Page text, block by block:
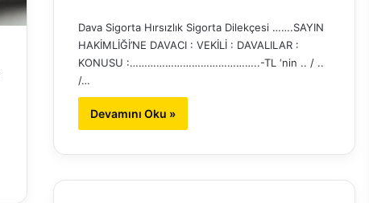
Dava Sigorta Hırsızlık Sigorta Dilekçesi …….SAYIN
HAKİMLİĞİ’NE DAVACI : VEKİLİ : DAVALILAR :
KONUSU :……………………………………..-TL ‘nin .. / ..
/…
Devamını Oku »